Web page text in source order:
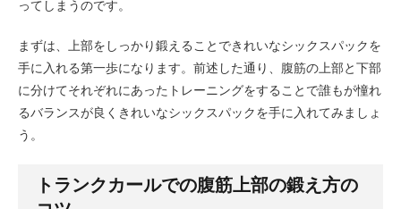
ってしまうのです。
まずは、上部をしっかり鍛えることできれいなシックスパックを
手に入れる第一歩になります。前述した通り、腹筋の上部と下部
に分けてそれぞれにあったトレーニングをすることで誰もが憧れ
るバランスが良くきれいなシックスパックを手に入れてみましょ
う。
トランクカールでの腹筋上部の鍛え方の